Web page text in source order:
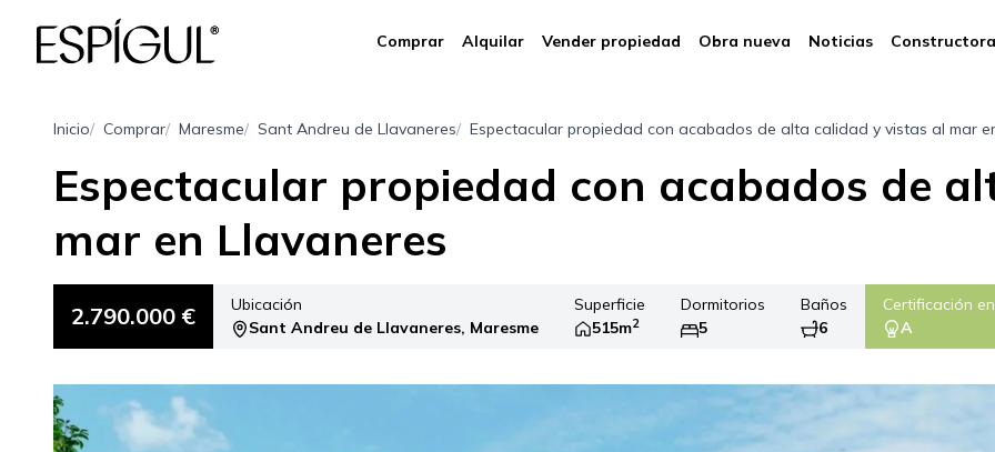
Comprar Alquilar Vender propiedad Obra nueva Noticias Constructora
Inicio Comprar Maresme Sant Andreu de Llavaneres Espectacular propiedad con acabados de alta calidad y vistas al mar
Espectacular propiedad con acabados de
mar en Llavaneres
2.790.000 €
Ubicación
Sant Andreu de Llavaneres, Maresme
Superficie
515m2
Dormitorios
5
Baños
6
Certificación
A